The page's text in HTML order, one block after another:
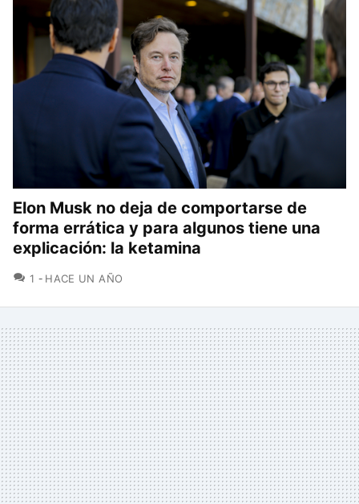
Elon Musk no deja de comportarse de
forma errática y para algunos tiene una
explicación: la ketamina
1 COMENTARIOS
HACE UN AÑO